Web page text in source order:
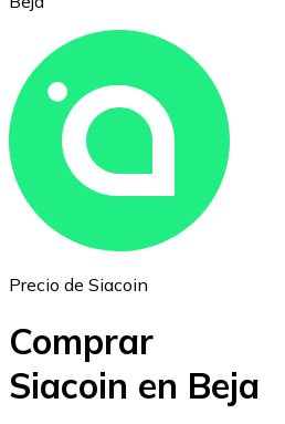
Ethereum
ETH
Precio de Siacoin
Comprar
Siacoin en Beja